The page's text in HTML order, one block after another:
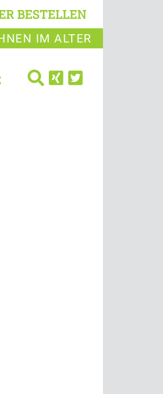
BESTELLEN
IM ALTER